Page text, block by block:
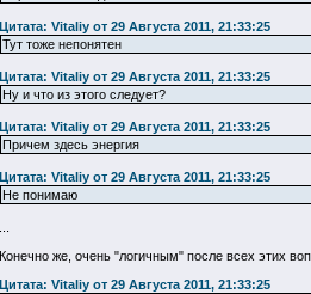
Цитата: Vitaliy от 29 Августа 2011, 21:33:25
Тут тоже непонятен
Цитата: Vitaliy от 29 Августа 2011, 21:33:25
Ну и что из этого следует?
Цитата: Vitaliy от 29 Августа 2011, 21:33:25
Причем здесь энергия
Цитата: Vitaliy от 29 Августа 2011, 21:33:25
Не понимаю
Конечно же, очень "логичным" после всех этих
Цитата: Vitaliy от 29 Августа 2011, 21:33:25